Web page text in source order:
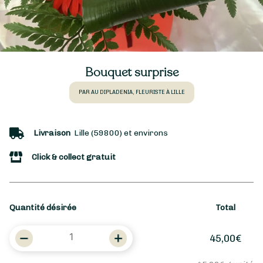
Bouquet surprise
PAR AU DIPLADENIA, FLEURISTE À LILLE
Livraison Lille (59800) et environs
Click & collect gratuit
Quantité désirée
quantité
Total
45,00€